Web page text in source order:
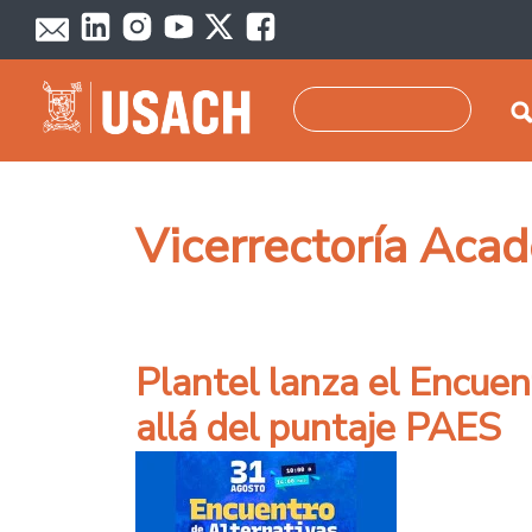
Pasar al contenido principal
Vicerrectoría
Plantel lanza el
allá del puntaje PAES